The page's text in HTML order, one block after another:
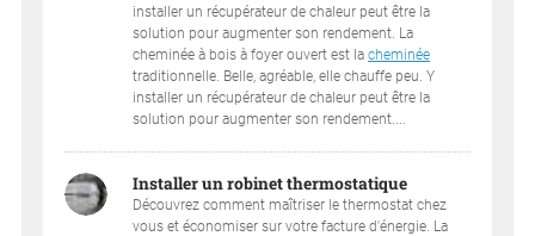
installer un récupérateur de chaleur peut être la
solution pour augmenter son rendement. La
cheminée à bois à foyer ouvert est lacheminée
traditionnelle. Belle, agréable, elle chauffe peu. Y
installer un récupérateur de chaleur peut être la
solution pour augmenter son rendement....
Installer un robinet thermostatique
Découvrez comment maîtriser le thermostat chez
vous et économiser sur votre facture d'énergie. La